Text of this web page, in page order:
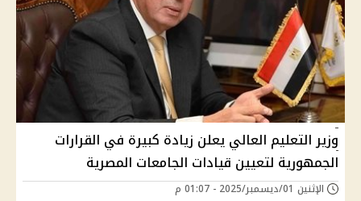
وزير التعليم العالي يعلن زيادة كبيرة في القرارات
الجمهورية لتعيين قيادات الجامعات المصرية
الإثنين 01/ديسمبر/2025 - 01:07 م